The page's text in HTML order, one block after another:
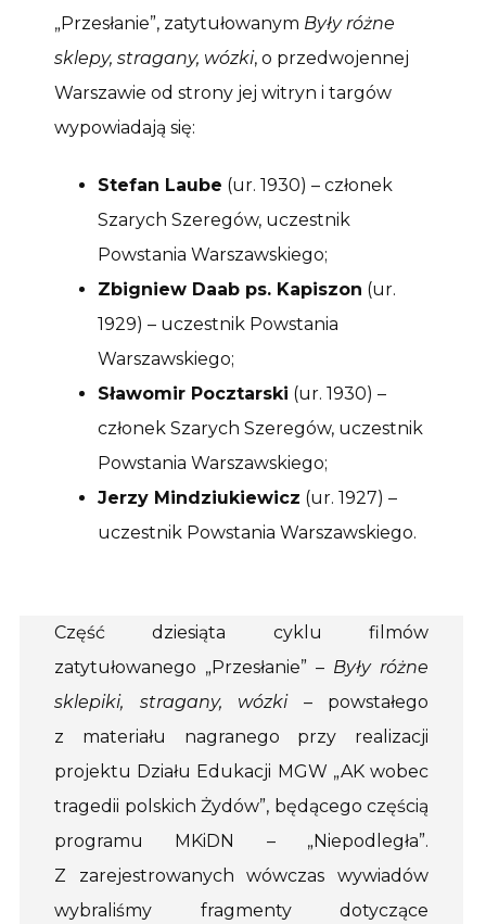
„Przesłanie”, zatytułowanym Były różne
sklepy, stragany, wózki, o przedwojennej
Warszawie od strony jej witryn i targów
wypowiadają się:
Stefan Laube (ur. 1930) – członek
Szarych Szeregów, uczestnik
Powstania Warszawskiego;
Zbigniew Daab ps. Kapiszon (ur.
1929) – uczestnik Powstania
Warszawskiego;
Sławomir Pocztarski (ur. 1930) –
członek Szarych Szeregów, uczestnik
Powstania Warszawskiego;
Jerzy Mindziukiewicz (ur. 1927) –
uczestnik Powstania Warszawskiego.
Część dziesiąta cyklu filmów
zatytułowanego „Przesłanie” – Były różne
sklepiki, stragany, wózki– powstałego
z materiału nagranego przy realizacji
projektu Działu Edukacji MGW „AK wobec
tragedii polskich Żydów”, będącego częścią
programu MKiDN – „Niepodległa”.
Z zarejestrowanych wówczas wywiadów
wybraliśmy fragmenty dotyczące